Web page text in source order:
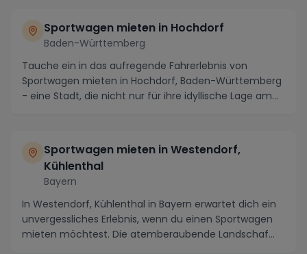
Sportwagen mieten in Hochdorf
Baden-Württemberg
Tauche ein in das aufregende Fahrerlebnis von
Sportwagen mieten in Hochdorf, Baden-Württemberg
- eine Stadt, die nicht nur für ihre idyllische Lage am...
Sportwagen mieten in Westendorf,
Kühlenthal
Bayern
In Westendorf, Kühlenthal in Bayern erwartet dich ein
unvergessliches Erlebnis, wenn du einen Sportwagen
mieten möchtest. Die atemberaubende Landschaf...